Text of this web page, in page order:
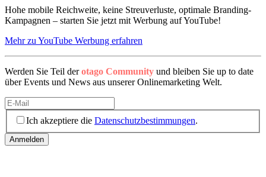
Hohe mobile Reichweite, keine Streuverluste, optimale Branding-
Kampagnen – starten Sie jetzt mit Werbung auf YouTube!
Mehr zu YouTube Werbung erfahren
Werden Sie Teil derotago Community und bleiben Sie up to date
über Events und News aus unserer Onlinemarketing Welt.
Ich akzeptiere die Datenschutzbestimmungen.